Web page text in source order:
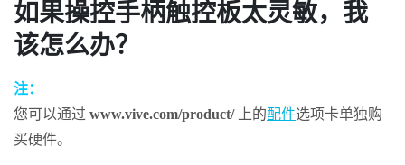
如果操控手柄触控板太灵敏，我
该怎么办？
注：
您可以通过 www.vive.com/product/上的配件选项卡单独购
买硬件。